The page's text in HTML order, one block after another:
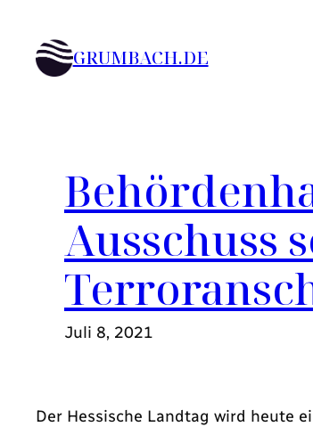
Inhalt
springenGRUMBACH.DE
Ausschuss
Juli 8, 2021
Der Hessische Landtag wird heute